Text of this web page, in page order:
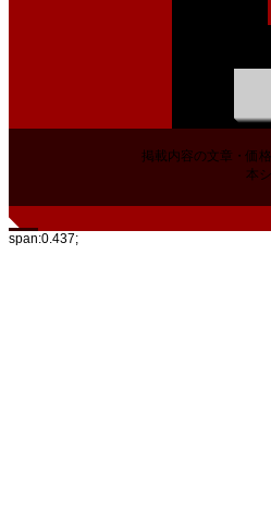
掲載内容の文章・価
本
span:0.437;